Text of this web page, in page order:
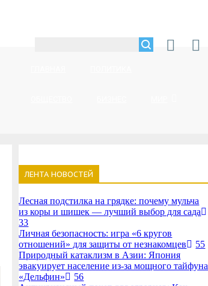
ЛЕНТА НОВОСТЕЙ
Лесная подстилка на грядке: почему мульча
из коры и шишек — лучший выбор для сада
33
Личная безопасность: игра «6 кругов
отношений» для защиты от незнакомцев
55
Природный катаклизм в Азии: Япония
эвакуирует население из-за мощного тайфуна
«Дельфин»
56